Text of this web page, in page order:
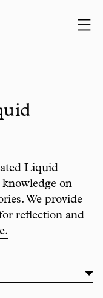
Liquid
on
We provide
reflection and
list by topic